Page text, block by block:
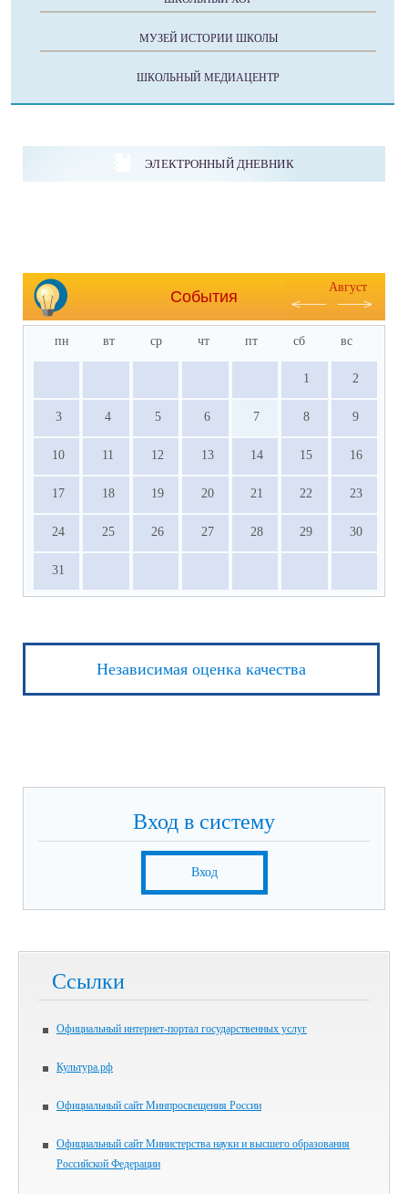
МУЗЕЙ ИСТОРИИ ШКОЛЫ
ШКОЛЬНЫЙ МЕДИАЦЕНТР
ЭЛЕКТРОННЫЙ ДНЕВНИК
События
Август
пн вт ср чт пт сб вс
1 2
3 4 5 6 7 8 9
10 11 12 13 14 15 16
17 18 19 20 21 22 23
24 25 26 27 28 29 30
31
Независимая оценка качества
Вход в систему
Вход
Ссылки
Официальный интернет-портал государственных услуг
Культура.рф
Официальный сайт Минпросвещения России
Официальный сайт Министерства науки и высшего образования
Российской Федерации